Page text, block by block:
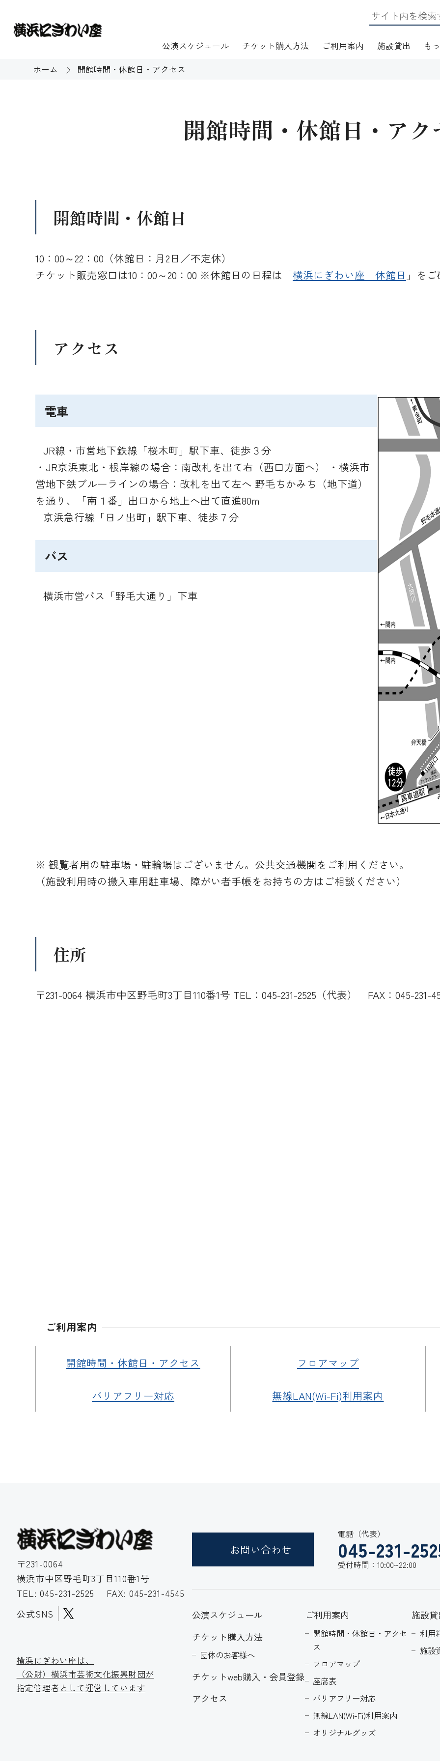
公演スケジュール チケット購入方法
団体のお客様へ
ご利用案内
開館時間・休館日・アクセス フロアマップ
施設貸出
利用料金 施設資料
も
ワークショップ
ホーム 開館時間・休館日・アクセス
開館時間・休館日・アク
開館時間・休館日
10：00～22：00（休館日：月2日／不定休）
チケット販売窓口は10：00～20：00 ※休館日の日程は「横浜にぎわい座 休館日 」を
アクセス
電車
JR線・市営地下鉄線「桜木町」駅下車、徒歩３分
・JR京浜東北・根岸線の場合：南改札を出て右（西口方面へ） ・横浜市
営地下鉄ブルーラインの場合：改札を出て左へ 野毛ちかみち（地下道）
を通り、「南１番」出口から地上へ出て直進80m
京浜急行線「日ノ出町」駅下車、徒歩７分
バス
横浜市営バス「野毛大通り」下車
※ 観覧者用の駐車場・駐輪場はございません。公共交通機関をご利用ください。
（施設利用時の搬入車用駐車場、障がい者手帳をお持ちの方はご相談ください）
住所
〒231-0064 横浜市中区野毛町3丁目110番1号 TEL：045-231-2525（代表） FAX：045-231-
ご利用案内
開館時間・休館日・アクセス フロアマップ
バリアフリー対応 無線LAN(Wi-Fi)利用案内
〒231-0064
横浜市中区野毛町3丁目110番1号
TEL: 045-231-2525
FAX: 045-231-4545
公式SNS
お問い合わせ
電話（代表）
045-231-
受付時間：10:00~22:00
横浜にぎわい座は、
（公財）横浜市芸術文化振興財団が
指定管理者として運営しています
公演スケジュール
チケット購入方法
団体のお客様へ
チケットweb購入・会員登録
アクセス
ご利用案内
開館時間・休館日・アクセ
ス
フロアマップ
座席表
バリアフリー対応
無線LAN(Wi-Fi)利用案内
オリジナルグッズ
施設
利用
施設